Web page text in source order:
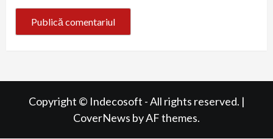
Copyright © Indecosoft - All rights reserved. |
CoverNews by AF themes.